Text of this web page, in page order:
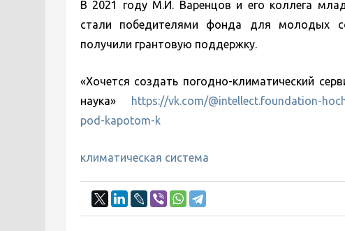
В 2021 году М.И. Варенцов и его коллега
стали победителями фонда для молодых
получили грантовую поддержку.
«Хочется создать погодно-климатический
наука»
https://vk.com/@intellect.foundation-
pod-kapotom-k
климатическая система